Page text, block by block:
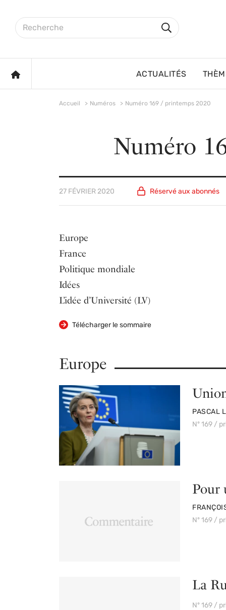
Rechercher sur le site
Rechercher
ACCUEIL ACTUALITÉS
Accueil Numéros Numéro 169 / printemps 2020
Numéro
27 FÉVRIER 2020 Réservé aux abonnés
Sommaire
Europe
France
Politique mondiale
Idées
L’idée d’Université (LV)
Télécharger le sommaire
Europe
PAR
PASCAL
Nº 169 /
Pour
PAR
Nº 169 /
La
PAR
Nº 169 /